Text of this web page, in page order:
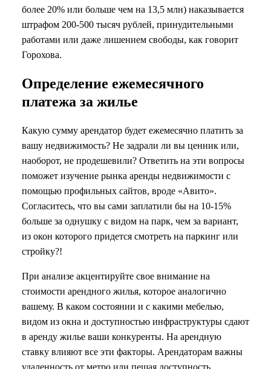
более 20% или больше чем на 13,5 млн) наказывается
штрафом 200-500 тысяч рублей, принудительными
работами или даже лишением свободы, как говорит
Горохова.
Определение ежемесячного
платежа за жилье
Какую сумму арендатор будет ежемесячно платить за
вашу недвижимость? Не задрали ли вы ценник или,
наоборот, не продешевили? Ответить на эти вопросы
поможет изучение рынка аренды недвижимости с
помощью профильных сайтов, вроде «Авито».
Согласитесь, что вы сами заплатили бы на 10-15%
больше за однушку с видом на парк, чем за вариант,
из окон которого придется смотреть на паркинг или
стройку?!
При анализе акцентируйте свое внимание на
стоимости арендного жилья, которое аналогично
вашему. В каком состоянии и с какими мебелью,
видом из окна и доступностью инфраструктуры сдают
в аренду жилье ваши конкуренты. На арендную
ставку влияют все эти факторы. Арендаторам важны
удаленность от метро или пешая доступность